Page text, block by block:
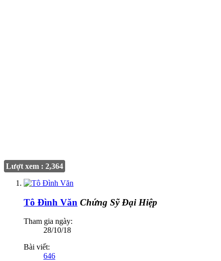
Lượt xem : 2,364
Tô Đình Văn Chứng Sỹ Đại Hiệp
Tham gia ngày:
28/10/18
Bài viết:
646